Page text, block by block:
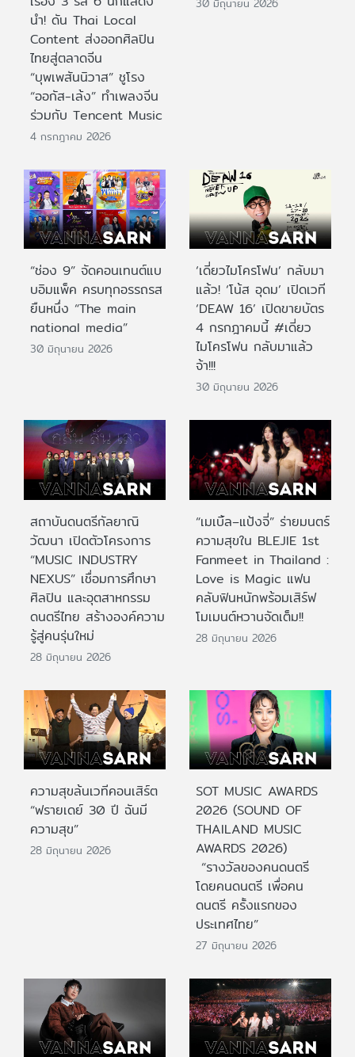
นำ! ดัน Thai Local
Content ส่งออกศิลปิน
ไทยสู่ตลาดจีน
“บุพเพสันนิวาส” ชูโรง
“ออกัส-เล้ง” ทำเพลงจีน
ร่วมกับ Tencent Music
4 กรกฎาคม 2026
“ช่อง 9” จัดคอนเทนต์แบ
บอิมแพ็ค ครบทุกอรรถรส
ยืนหนึ่ง “The main
national media”
30 มิถุนายน 2026
‘เดี่ยวไมโครโฟน’ กลับมา
แล้ว! ‘โน้ส อุดม’ เปิดเวที
‘DEAW 16’ เปิดขายบัตร
4 กรกฎาคมนี้ #เดี่ยว
ไมโครโฟน กลับมาแล้ว
จ้า!!!
30 มิถุนายน 2026
สถาบันดนตรีกัลยาณิ
วัฒนา เปิดตัวโครงการ
“MUSIC INDUSTRY
NEXUS” เชื่อมการศึกษา
ศิลปิน และอุตสาหกรรม
ดนตรีไทย สร้างองค์ความ
รู้สู่คนรุ่นใหม่
28 มิถุนายน 2026
“เมเบิ้ล–แป้งจี่” ร่ายมนตร์
ความสุขใน BLEJIE 1st
Fanmeet in Thailand :
Love is Magic แฟน
คลับฟินหนักพร้อมเสิร์ฟ
โมเมนต์หวานจัดเต็ม!!
28 มิถุนายน 2026
ความสุขล้นเวทีคอนเสิร์ต
“ฟรายเดย์ 30 ปี ฉันมี
ความสุข”
28 มิถุนายน 2026
SOT MUSIC AWARDS
2026 (SOUND OF
THAILAND MUSIC
AWARDS 2026)
“รางวัลของคนดนตรี
โดยคนดนตรี เพื่อคน
ดนตรี ครั้งแรกของ
ประเทศไทย”
27 มิถุนายน 2026